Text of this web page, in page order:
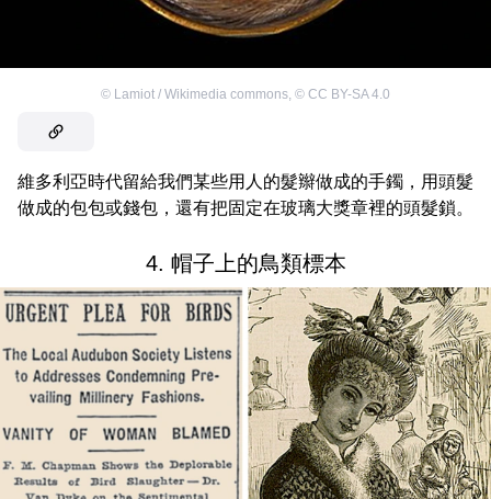
© Lamiot / Wikimedia commons © CC BY-SA 4.0
維多利亞時代留給我們某些用人的髮辮做成的手鐲，用頭髮
做成的包包或錢包，還有把固定在玻璃大獎章裡的頭髮鎖。
4. 帽子上的鳥類標本